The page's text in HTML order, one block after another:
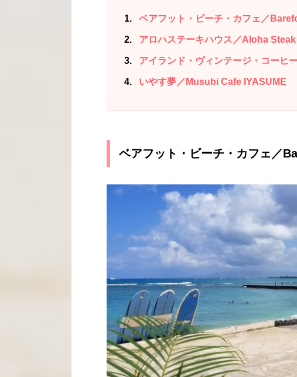
1 ベアフット・ビーチ・カフェ／
2 アロハステーキハウス／Aloha
3 アイランド・ヴィンテージ・コーヒ
4 いやす夢／Musubi Cafe IYASUME
ベアフット・ビーチ・カフェ／